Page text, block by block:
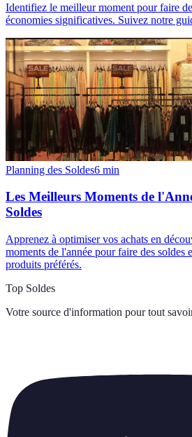
Identifiez le meilleur moment pour faire
économies significatives. Suivez notre
Planning des Soldes6 min
Les Meilleurs Moments de
Soldes
Apprenez à optimiser vos achats en
moments de l'année pour faire des soldes
produits préférés.
Top Soldes
Votre source d'information pour tout